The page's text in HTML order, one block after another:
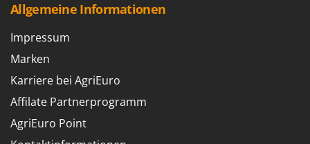
Allgemeine Informationen
Impressum
Marken
Karriere bei AgriEuro
Affilate Partnerprogramm
AgriEuro Point